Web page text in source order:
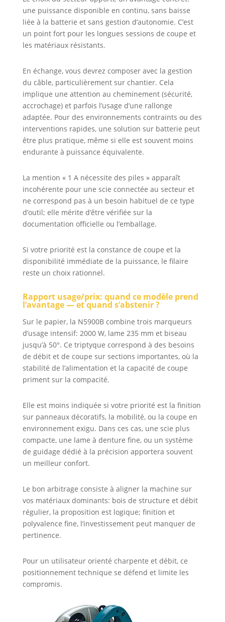
une puissance disponible en continu, sans baisse
liée à la batterie et sans gestion d’autonomie. C’est
un point fort pour les longues sessions de coupe et
les matériaux résistants.
En échange, vous devrez composer avec la gestion
du câble, particulièrement sur chantier. Cela
implique une attention au cheminement (sécurité,
accrochage) et parfois l’usage d’une rallonge
adaptée. Pour des environnements contraints ou des
interventions rapides, une solution sur batterie peut
être plus pratique, même si elle est souvent moins
endurante à puissance équivalente.
La mention « 1 A nécessite des piles » apparaît
incohérente pour une scie connectée au secteur et
ne correspond pas à un besoin habituel de ce type
d’outil; elle mérite d’être vérifiée sur la
documentation officielle ou l’emballage.
Si votre priorité est la constance de coupe et la
disponibilité immédiate de la puissance, le filaire
reste un choix rationnel.
Rapport usage/prix: quand ce modèle prend
l’avantage — et quand s’abstenir ?
Sur le papier, la N5900B combine trois marqueurs
d’usage intensif: 2000 W, lame 235 mm et biseau
jusqu’à 50°. Ce triptyque correspond à des besoins
de débit et de coupe sur sections importantes, où la
stabilité de l’alimentation et la capacité de coupe
priment sur la compacité.
Elle est moins indiquée si votre priorité est la finition
sur panneaux décoratifs, la mobilité, ou la coupe en
environnement exigu. Dans ces cas, une scie plus
compacte, une lame à denture fine, ou un système
de guidage dédié à la précision apportera souvent
un meilleur confort.
Le bon arbitrage consiste à aligner la machine sur
vos matériaux dominants: bois de structure et débit
régulier, la proposition est logique; finition et
polyvalence fine, l’investissement peut manquer de
pertinence.
Pour un utilisateur orienté charpente et débit, ce
positionnement technique se défend et limite les
compromis.